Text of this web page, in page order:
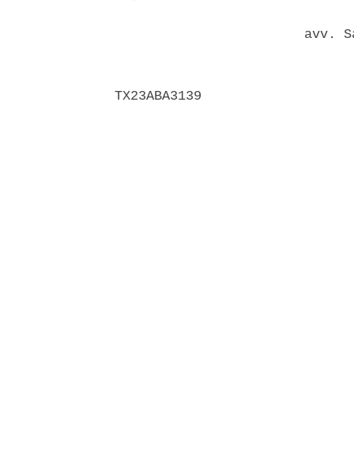
avv.